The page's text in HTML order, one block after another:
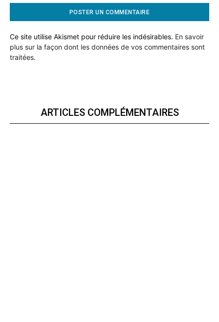
Ce site utilise Akismet pour réduire les indésirables. En savoir
plus sur la façon dont les données de vos commentaires sont
traitées.
ARTICLES COMPLÉMENTAIRES